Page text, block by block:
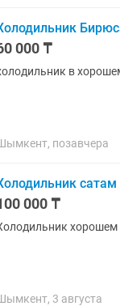
000 ₸
в
позавчера
сатам
000 ₸
хорошем
3 августа